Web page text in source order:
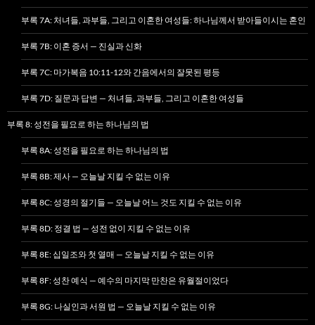
부록 7A: 처녀들, 과부들, 그리고 이혼한 여성들: 하나님께서 받아들이시는 혼인
부록 7B: 이혼 증서 — 진실과 신화
부록 7C: 마가복음 10:11-12와 간음에서의 잘못된 평등
부록 7D: 질문과 답변 — 처녀들, 과부들, 그리고 이혼한 여성들
부록 8: 성전을 필요로 하는 하나님의 법
부록 8A: 성전을 필요로 하는 하나님의 법
부록 8B: 제사 — 오늘날 지킬 수 없는 이유
부록 8C: 성경의 절기들 — 오늘날 어느 것도 지킬 수 없는 이유
부록 8D: 정결 법 — 성전 없이 지킬 수 없는 이유
부록 8E: 십일조와 첫 열매 — 오늘날 지킬 수 없는 이유
부록 8F: 성찬 예식 — 예수의 마지막 만찬은 유월절이었다
부록 8G: 나실인과 서원 법 — 오늘날 지킬 수 없는 이유